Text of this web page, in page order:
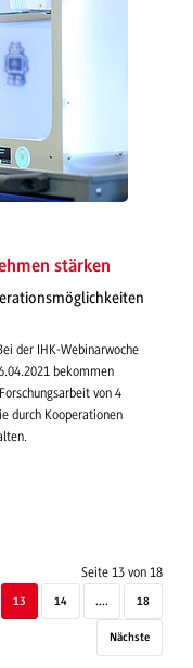
stärken
der IHK-Webinarwoche
bekommen
von 4
durch Kooperationen
Seite 13 von 18
13 14 .... 18
Nächste